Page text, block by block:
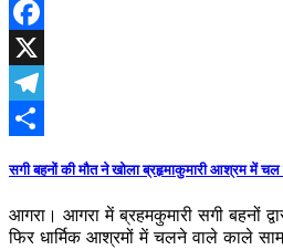
WhatsApp
Facebook
X
Telegram
सगी बहनों की मौत ने खोला ब्रहृमाकुमारी आश्रम में
आगरा। आगरा में ब्रहमकुमारी सगी बहनों
​फिर धार्मिक आश्रमों में चलने वाले काले